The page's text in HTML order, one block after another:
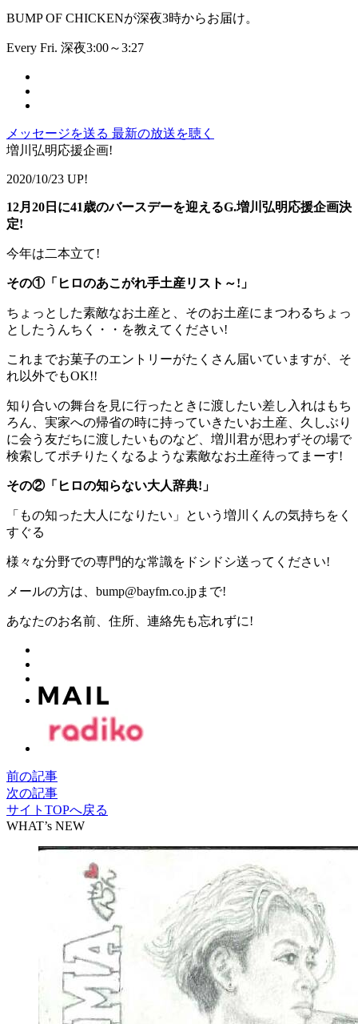
BUMP OF CHICKENが深夜3時からお届け。
Every Fri. 深夜3:00～3:27
メッセージを送る 最新の放送を聴く
増川弘明応援企画!
2020/10/23 UP!
12月20日に41歳のバースデーを迎えるG.増川弘明応援企画決
定!
今年は二本立て!
その①「ヒロのあこがれ手土産リスト～!」
ちょっとした素敵なお土産と、そのお土産にまつわるちょっ
としたうんちく・・を教えてください!
これまでお菓子のエントリーがたくさん届いていますが、そ
れ以外でもOK!!
知り合いの舞台を見に行ったときに渡したい差し入れはもち
ろん、実家への帰省の時に持っていきたいお土産、久しぶり
に会う友だちに渡したいものなど、増川君が思わずその場で
検索してポチりたくなるような素敵なお土産待ってまーす!
その②「ヒロの知らない大人辞典!」
「もの知った大人になりたい」という増川くんの気持ちをく
すぐる
様々な分野での専門的な常識をドシドシ送ってください!
メールの方は、bump@bayfm.co.jpまで!
あなたのお名前、住所、連絡先も忘れずに!
前の記事
次の記事
サイトTOPへ戻る
WHAT’s NEW